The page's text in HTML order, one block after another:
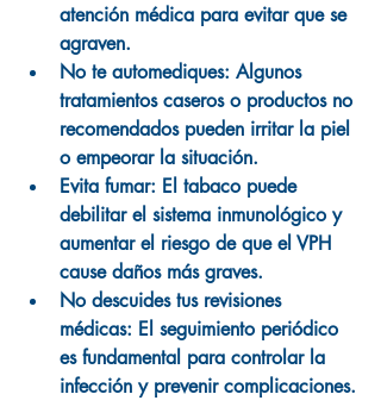
atención médica para evitar que se
agraven.
No te automediques: Algunos
tratamientos caseros o productos no
recomendados pueden irritar la piel
o empeorar la situación.
Evita fumar: El tabaco puede
debilitar el sistema inmunológico y
aumentar el riesgo de que el VPH
cause daños más graves.
No descuides tus revisiones
médicas: El seguimiento periódico
es fundamental para controlar la
infección y prevenir complicaciones.